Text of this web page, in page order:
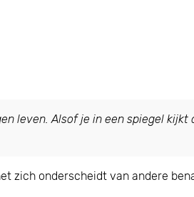
leven. Alsof je in een spiegel
zich onderscheidt van andere